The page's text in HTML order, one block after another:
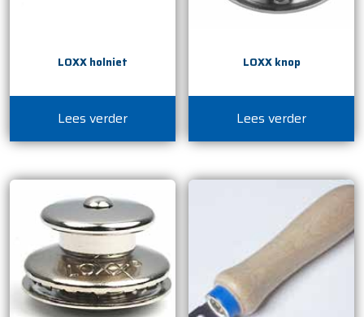
LOXX holniet
Lees verder
LOXX knop
Lees verder